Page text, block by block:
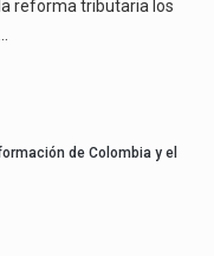
reforma tributaria los
de Colombia y el